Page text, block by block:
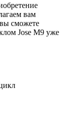
вам
сможете
Jose M9 уже